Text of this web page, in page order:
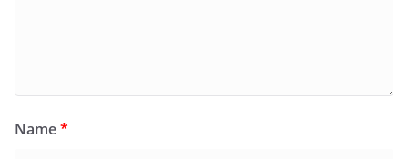
Name*